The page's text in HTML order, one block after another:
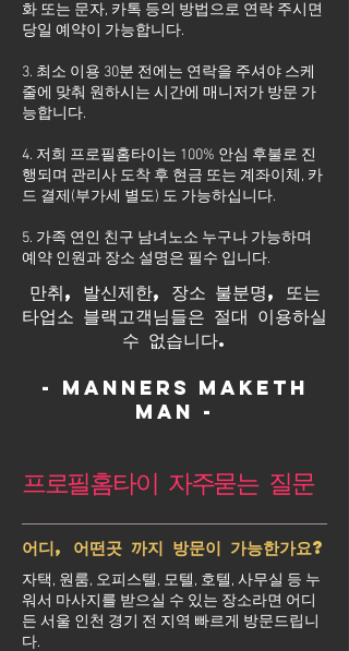
화 또는 문자, 카톡 등의 방법으로 연락 주시면
당일 예약이 가능합니다.
3. 최소 이용 30분 전에는 연락을 주셔야 스케
줄에 맞춰 원하시는 시간에 매니저가 방문 가
능합니다.
4. 저희 프로필홈타이는 100% 안심 후불로 진
행되며 관리사 도착 후 현금 또는 계좌이체, 카
드 결제(부가세 별도) 도 가능하십니다.
5. 가족 연인 친구 남녀노소 누구나 가능하며
예약 인원과 장소 설명은 필수 입니다.
만취, 발신제한, 장소 불분명, 또는
타업소 블랙고객님들은 절대 이용하실
수 없습니다.
- Manners maketh
man -
프로필홈타이 자주묻는 질문
어디, 어떤곳 까지 방문이 가능한가요?
자택, 원룸, 오피스텔, 모텔, 호텔, 사무실 등 누
워서 마사지를 받으실 수 있는 장소라면 어디
든 서울 인천 경기 전 지역 빠르게 방문드립니
다.